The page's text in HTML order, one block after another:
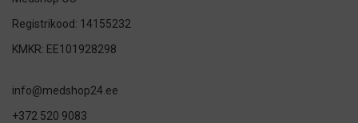
Registrikood: 14155232
KMKR: EE101928298
info@medshop24.ee
+372 520 9083